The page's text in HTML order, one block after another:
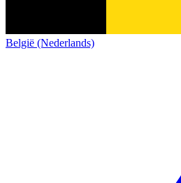
België (Nederlands)